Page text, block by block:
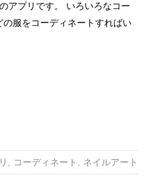
アプリです。 いろいろなコー
服をコーディネートすればい
, コーディネート , ネイルアート